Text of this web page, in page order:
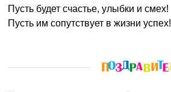
Пусть будет счастье, улыбки и смех!
Пусть им сопутствует в жизни успех!